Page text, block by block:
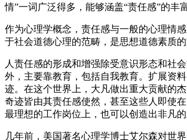
情”一词广泛得多，能够涵盖“责任感”的丰
作为心理学概念，责任感与一般的心理情
于社会道德心理的范畴，是思想道德素质的
人责任感的形成和增强除受意识形态和社
外，主要靠教育，包括自我教育。扩展资
迹。在这个世界上，大凡做出重大贡献的
奇迹皆由其责任感使然，甚至这些人即使
最理想的工作岗位上，也可以创造出非凡的
几年前，美国著名心理学博士艾尔森对世